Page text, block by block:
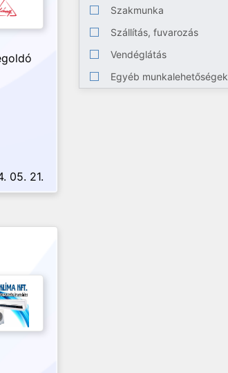
05. 21.
Szakmunka
Szállítás, fuvarozás
Vendéglátás
Egyéb munkalehetőségek